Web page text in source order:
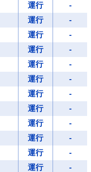
運行
-
運行
-
運行
-
運行
-
運行
-
運行
-
運行
-
運行
-
運行
-
運行
-
運行
-
運行
-